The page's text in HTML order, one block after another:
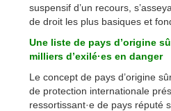
suspensif d’un recours,
de droit les plus basiques et
Une liste de pays d’origine
milliers d’exilé·es en danger
Le concept de pays d’origine
de protection internationale
ressortissant·e de pays réputé